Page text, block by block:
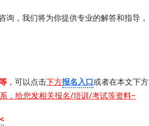
，我们将为你提供专业的解答和指导，
，可以点击下方报名入口或者在本文下方
，给您发相关报名/培训/考试等资料~